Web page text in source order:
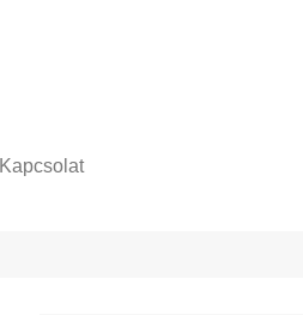
Kapcsolat